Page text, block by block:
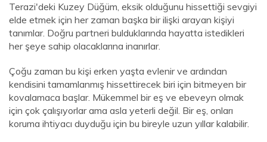
Terazi'deki Kuzey Düğüm, eksik olduğunu hissettiği sevgiyi
elde etmek için her zaman başka bir ilişki arayan kişiyi
tanımlar. Doğru partneri bulduklarında hayatta istedikleri
her şeye sahip olacaklarına inanırlar.
Çoğu zaman bu kişi erken yaşta evlenir ve ardından
kendisini tamamlanmış hissettirecek biri için bitmeyen bir
kovalamaca başlar. Mükemmel bir eş ve ebeveyn olmak
için çok çalışıyorlar ama asla yeterli değil. Bir eş, onları
koruma ihtiyacı duyduğu için bu bireyle uzun yıllar kalabilir.